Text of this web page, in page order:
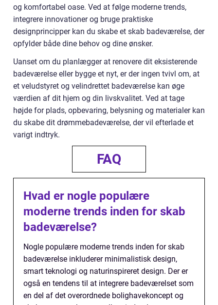
og komfortabel oase. Ved at følge moderne trends,
integrere innovationer og bruge praktiske
designprincipper kan du skabe et skab badeværelse, der
opfylder både dine behov og dine ønsker.
Uanset om du planlægger at renovere dit eksisterende
badeværelse eller bygge et nyt, er der ingen tvivl om, at
et veludstyret og velindrettet badeværelse kan øge
værdien af dit hjem og din livskvalitet. Ved at tage
højde for plads, opbevaring, belysning og materialer kan
du skabe dit drømmebadeværelse, der vil efterlade et
varigt indtryk.
FAQ
Hvad er nogle populære
moderne trends inden for skab
badeværelse?
Nogle populære moderne trends inden for skab
badeværelse inkluderer minimalistisk design,
smart teknologi og naturinspireret design. Der er
også en tendens til at integrere badeværelset som
en del af det overordnede bolighavekoncept og